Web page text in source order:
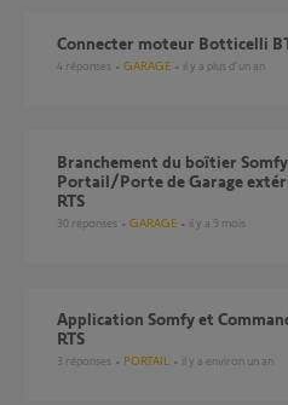
Connecter moteur Botticelli
4 réponses GARAGE il y a plus d'un an
Branchement du boîtier Somfy 2400556 - Récepteur
Portail/Porte de Garage
RTS
30 réponses GARAGE il y a 9 mois
Application Somfy et Commande universelle 1841022 M.
RTS
3 réponses PORTAIL il y a environ un an